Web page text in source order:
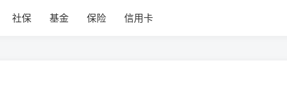
社保 基金 保险 信用卡